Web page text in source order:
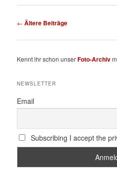
Beitragsnavigation
← Ältere Beiträge
Kennt ihr schon unserFoto-Archiv
NEWSLETTER
Email
Subscribing I accept the